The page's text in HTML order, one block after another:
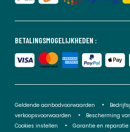
BETALINGSMOGELIJKHEDEN :
Geldende aanbodvoorwaarden
verkoopsvoorwaarden
Bescherming
Cookies instellen
Garantie en reparatie